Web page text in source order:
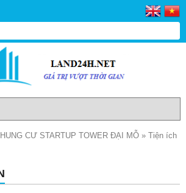
CƯ STARTUP TOWER ĐẠI MỖ » Tiện ích